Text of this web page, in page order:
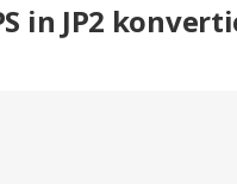
in JP2